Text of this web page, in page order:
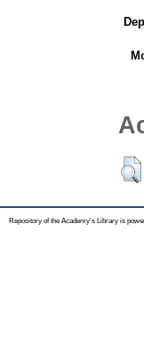
Repository of the Academy's Library is